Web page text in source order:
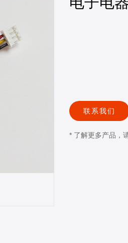
联系我们
* 了解更多产品，